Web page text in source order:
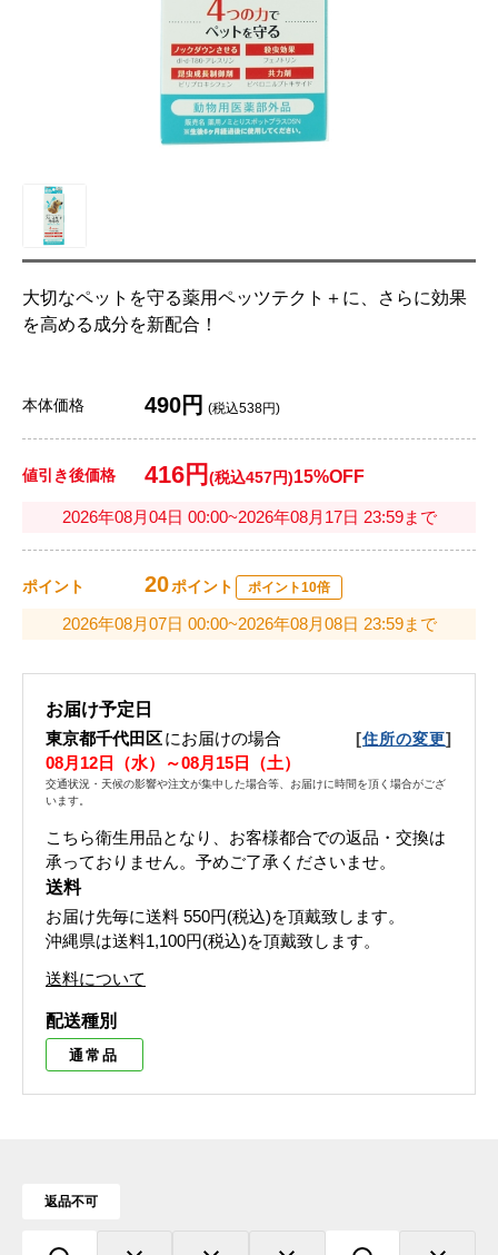
大切なペットを守る薬用ペッツテクト＋に、さらに効果
を高める成分を新配合！
本体価格 490円 (税込538円)
値引き後価格 416円 (税込457円)15%OFF
2026年08月04日 00:00~2026年08月17日 23:59まで
ポイント 20ポイント ポイント10倍
2026年08月07日 00:00~2026年08月08日 23:59まで
お届け予定日
東京都千代田区にお届けの場合 [住所の変更]
08月12日（水）～08月15日（土）
交通状況・天候の影響や注文が集中した場合等、お届けに時間を頂く場合がござ
います。
こちら衛生用品となり、お客様都合での返品・交換は
承っておりません。予めご了承くださいませ。
送料
お届け先毎に送料 550円(税込)を頂戴致します。
沖縄県は送料1,100円(税込)を頂戴致します。
送料について
配送種別
通常品
返品不可